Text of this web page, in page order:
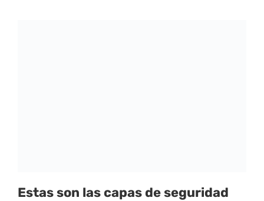
Estas son las capas de seguridad